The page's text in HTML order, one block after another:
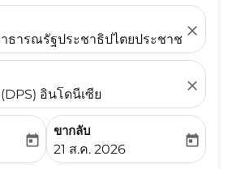
ธารณรัฐประชาธิปไตยประชาชนลาว
close
อินโดนีเซีย
close
date-aria-label
today
ขากลับ
fc-booking-return-date-
21 ส.ค. 2026
today